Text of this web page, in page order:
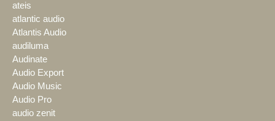
ateis
atlantic audio
Atlantis Audio
audiluma
Audinate
Audio Export
Audio Music
Audio Pro
audio zenit